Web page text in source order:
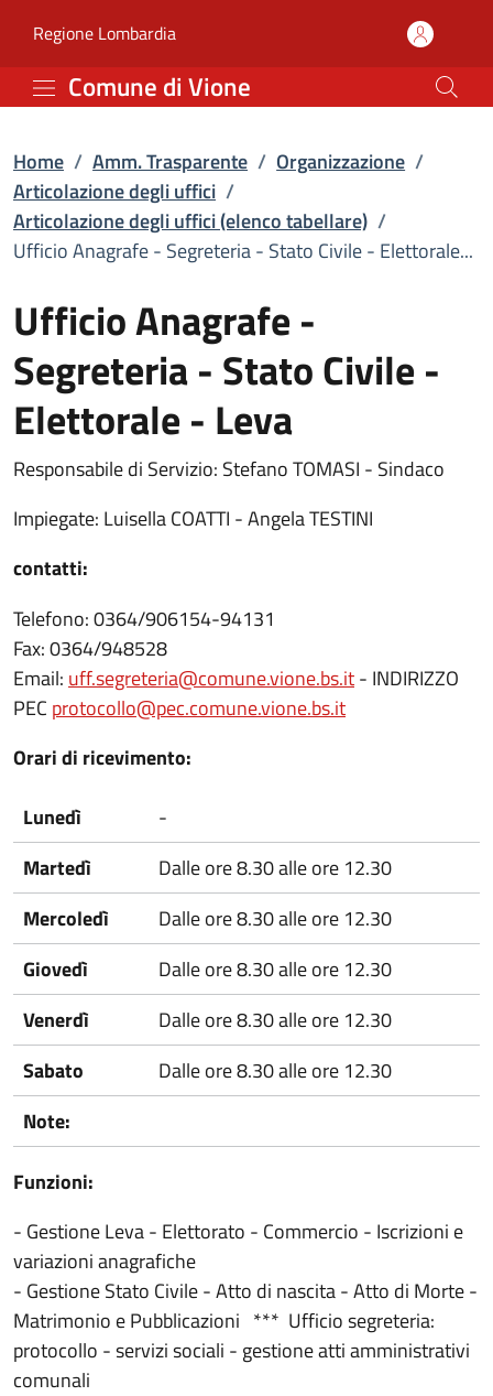
Ufficio Anagrafe -
Regione Lombardia(apre in un'altra scheda).
Comune di Vione
Home / Amm. Trasparente / Organizzazione /
Articolazione degli uffici /
Articolazione degli uffici (elenco tabellare) /
Ufficio Anagrafe - Segreteria - Stato Civile - Elettorale...
Ufficio Anagrafe -
Segreteria - Stato Civile -
Elettorale - Leva
Responsabile di Servizio: Stefano TOMASI - Sindaco
Impiegate: Luisella COATTI - Angela TESTINI
contatti:
Telefono: 0364/906154-94131
Fax: 0364/948528
Email: uff.segreteria@comune.vione.bs.it- INDIRIZZO
PEC protocollo@pec.comune.vione.bs.it
Orari di ricevimento:
Lunedì
-
Martedì
Dalle ore 8.30 alle ore 12.30
Mercoledì
Dalle ore 8.30 alle ore 12.30
Giovedì
Dalle ore 8.30 alle ore 12.30
Venerdì
Dalle ore 8.30 alle ore 12.30
Sabato
Dalle ore 8.30 alle ore 12.30
Note:
Funzioni:
- Gestione Leva - Elettorato - Commercio - Iscrizioni e
variazioni anagrafiche
- Gestione Stato Civile - Atto di nascita - Atto di Morte -
Matrimonio e Pubblicazioni *** Ufficio segreteria:
protocollo - servizi sociali - gestione atti amministrativi
comunali